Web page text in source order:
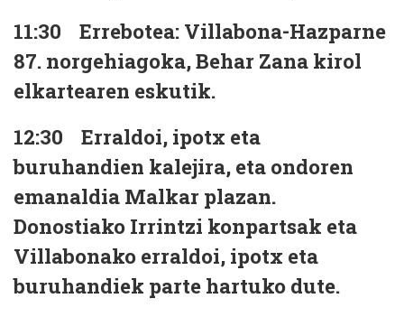
11:30 Errebotea: Villabona-Hazparne
87. norgehiagoka, Behar Zana kirol
elkartearen eskutik.
12:30 Erraldoi, ipotx eta
buruhandien kalejira, eta ondoren
emanaldia Malkar plazan.
Donostiako Irrintzi konpartsak eta
Villabonako erraldoi, ipotx eta
buruhandiek parte hartuko dute.